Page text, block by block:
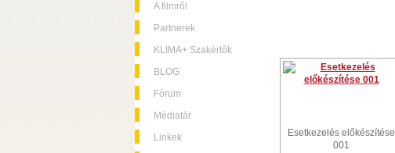
A filmről
Partnerek
KLIMA+ Szakértők
BLOG
Fórum
Médiatár
Linkek
Esetkezelés előkészítése
001